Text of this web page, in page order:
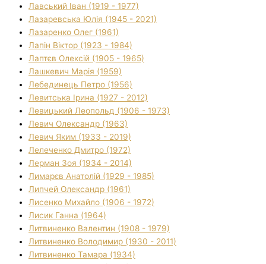
Лавський Іван (1919 - 1977)
Лазаревська Юлія (1945 - 2021)
Лазаренко Олег (1961)
Лапін Віктор (1923 - 1984)
Лаптєв Олексій (1905 - 1965)
Лашкевич Марія (1959)
Лебединець Петро (1956)
Левитська Ірина (1927 - 2012)
Левицький Леопольд (1906 - 1973)
Левич Олександр (1963)
Левич Яким (1933 - 2019)
Лелеченко Дмитро (1972)
Лерман Зоя (1934 - 2014)
Лимарєв Анатолій (1929 - 1985)
Липчей Олександр (1961)
Лисенко Михайло (1906 - 1972)
Лисик Ганна (1964)
Литвиненко Валентин (1908 - 1979)
Литвиненко Володимир (1930 - 2011)
Литвиненко Тамара (1934)